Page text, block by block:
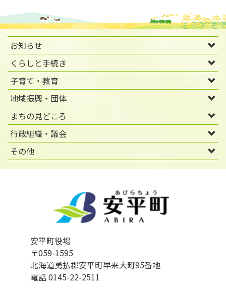
お知らせ
くらしと手続き
子育て・教育
地域振興・団体
まちの見どころ
行政組織・議会
その他
安平町役場
〒059-1595
北海道勇払郡安平町早来大町95番地
電話 0145-22-2511